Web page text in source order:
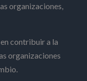
organizaciones,
contribuir a la
organizaciones